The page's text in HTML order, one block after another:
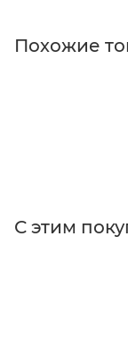
Похожие
С этим